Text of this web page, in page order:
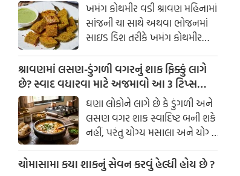
ખમંગ કોથમીર વડી શ્રાવણ મહિનામાં
સાંજની ચા સાથે અથવા ભોજનમાં
સાઇડ ડિશ તરીકે ખમંગ કોથમીર
વડી એકદમ સ્વાદિષ્ટ લાગે છે.
બનાવવામાં સરળ અને ચટપટી આ
વડી પરિવારના દરેક સભ્યને પસંદ
આવશે. સામગ્રી
શ્રાવણમાં લસણ-ડુંગળી વગરનું શાક ફિક્કું લાગે
છે? સ્વાદ વધારવા માટે અજમાવો આ 3 ટિપ્સ
લસણ-ડુંગળી વગર સ્વાદિષ્ટ શાક કેવી રીતે
બનાવવું?
ઘણા લોકોને લાગે છે કે ડુંગળી અને
લસણ વગર શાક સ્વાદિષ્ટ બની શકે
નહીં, પરંતુ યોગ્ય મસાલા અને યોગ્ય
સમયે વઘાર કરવાથી શાકના
સ્વાદમાં ઘણો ફરક પડી શકે છે.
ચોમાસામા કયા શાકનું સેવન કરવું હેલ્ધી હોય છે ?